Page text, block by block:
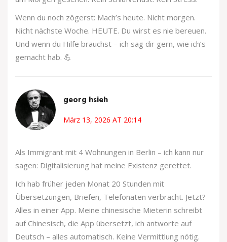
Wenn du noch zögerst: Mach’s heute. Nicht morgen.
Nicht nächste Woche. HEUTE. Du wirst es nie bereuen.
Und wenn du Hilfe brauchst – ich sag dir gern, wie ich’s
gemacht hab. 💪
georg hsieh
März 13, 2026 AT 20:14
Als Immigrant mit 4 Wohnungen in Berlin – ich kann nur
sagen: Digitalisierung hat meine Existenz gerettet.
Ich hab früher jeden Monat 20 Stunden mit
Übersetzungen, Briefen, Telefonaten verbracht. Jetzt?
Alles in einer App. Meine chinesische Mieterin schreibt
auf Chinesisch, die App übersetzt, ich antworte auf
Deutsch – alles automatisch. Keine Vermittlung nötig.